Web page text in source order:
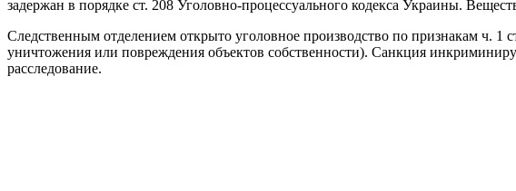
задержан в порядке ст. 208 Уголовно-процессуального кодекса Украины.
Следственным отделением открыто уголовное производство по признакам ч. 1
уничтожения или повреждения объектов собственности). Санкция
расследование.